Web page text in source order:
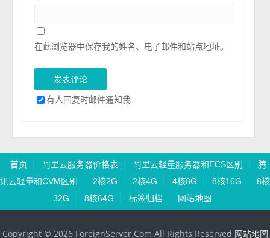
在此浏览器中保存我的姓名、电子邮件和站点地址。
有人回复时邮件通知我
首页 阿里云服务器价格表 阿里云轻量服务器和ECS区别
腾
讯云轻量和CVM区别
2核2G 2核4G 4核8G 8核16G
8核
32G
8核64G 标签归档 网站地图
Copyright © 2026 ForeignServer.Com All Rights Reserved 网站地图